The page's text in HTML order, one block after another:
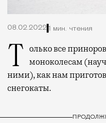
08.02.2022 1 мин. чтения
Только все приноровились к самокатам и моноколесам
ними), как нам
снегокаты.